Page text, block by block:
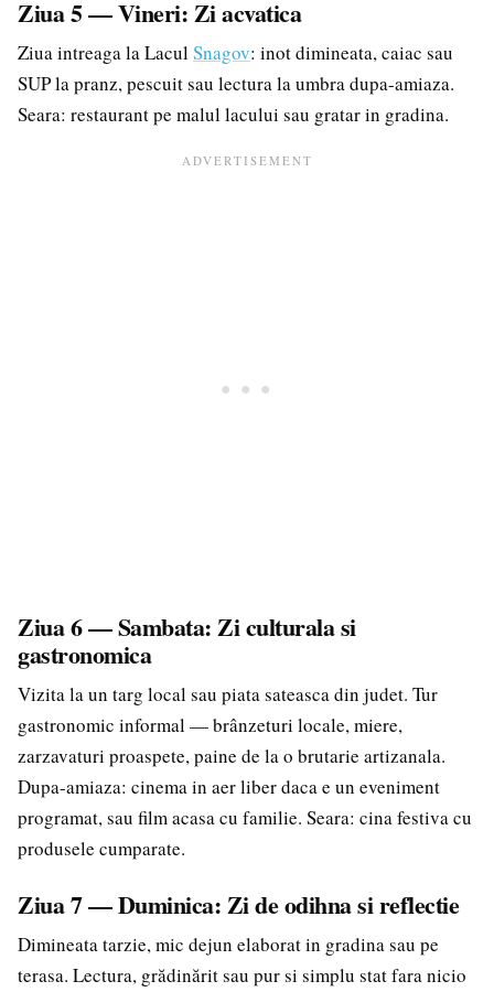
Ziua 5 — Vineri: Zi acvatica
Ziua intreaga la Lacul Snagov: inot dimineata, caiac sau
SUP la pranz, pescuit sau lectura la umbra dupa-amiaza.
Seara: restaurant pe malul lacului sau gratar in gradina.
Ziua 6 — Sambata: Zi culturala si
gastronomica
Vizita la un targ local sau piata sateasca din judet. Tur
gastronomic informal — brânzeturi locale, miere,
zarzavaturi proaspete, paine de la o brutarie artizanala.
Dupa-amiaza: cinema in aer liber daca e un eveniment
programat, sau film acasa cu familie. Seara: cina festiva cu
produsele cumparate.
Ziua 7 — Duminica: Zi de odihna si reflectie
Dimineata tarzie, mic dejun elaborat in gradina sau pe
terasa. Lectura, grădinărit sau pur si simplu stat fara nicio